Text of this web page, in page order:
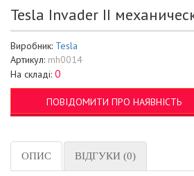
Tesla Invader II
Виробник: Tesla
Артикул: mh0014
На складі: 0
ПОВІДОМИТИ ПРО НАЯВНІСТЬ
ОПИС ВІДГУКИ (0)